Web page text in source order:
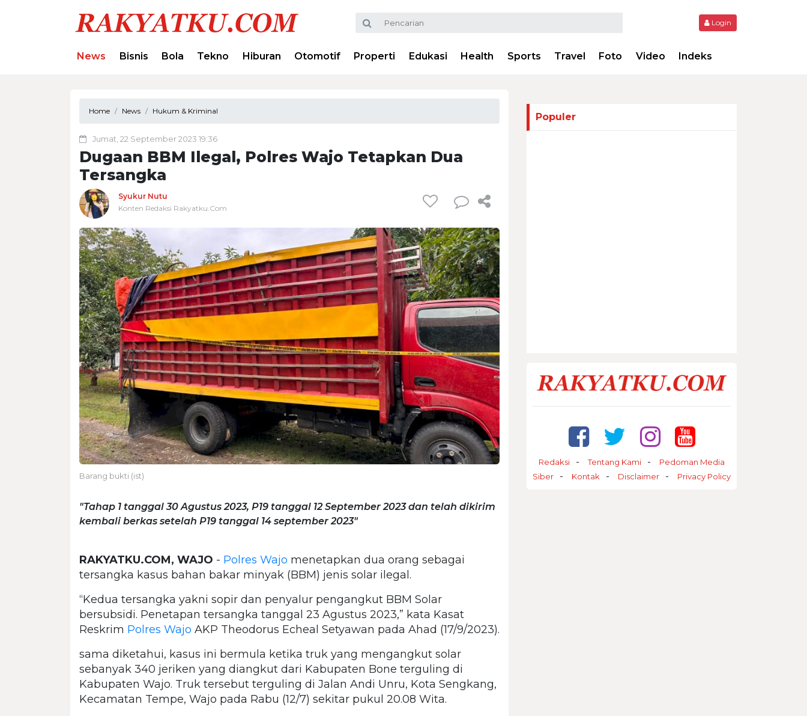
Login
News Bisnis Bola Tekno Hiburan Otomotif Properti Edukasi Health Sports Travel Foto Video Indeks
Home News Hukum & Kriminal
Jumat, 22 September 2023 19:36
Dugaan BBM Ilegal, Polres Wajo Tetapkan Dua
Tersangka
Syukur Nutu
Konten Redaksi Rakyatku.Com
Barang bukti (ist)
"Tahap 1 tanggal 30 Agustus 2023, P19 tanggal 12 September 2023 dan telah dikirim
kembali berkas setelah P19 tanggal 14 september 2023"
RAKYATKU.COM, WAJO - Polres Wajo menetapkan dua orang sebagai
tersangka kasus bahan bakar minyak (BBM) jenis solar ilegal.
“Kedua tersangka yakni sopir dan penyalur pengangkut BBM Solar
bersubsidi. Penetapan tersangka tanggal 23 Agustus 2023,” kata Kasat
Reskrim Polres Wajo AKP Theodorus Echeal Setyawan pada Ahad (17/9/2023).
sama diketahui, kasus ini bermula ketika truk yang mengangkut solar
sebanyak 340 jeriken yang diangkut dari Kabupaten Bone terguling di
Kabupaten Wajo. Truk tersebut terguling di Jalan Andi Unru, Kota Sengkang,
Kecamatan Tempe, Wajo pada Rabu (12/7) sekitar pukul 20.08 Wita.
Populer
Redaksi Tentang Kami
Pedoman Media
Siber
Kontak Disclaimer Privacy Policy